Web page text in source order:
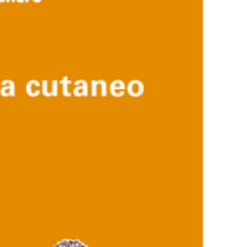
contro il cancro